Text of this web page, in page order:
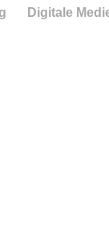
Digitale